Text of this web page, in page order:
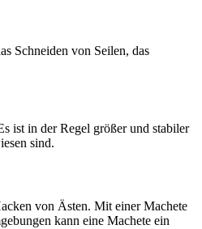
Schneiden von Seilen, das
ist in der Regel größer und stabiler
sind.
von Ästen. Mit einer Machete
kann eine Machete ein